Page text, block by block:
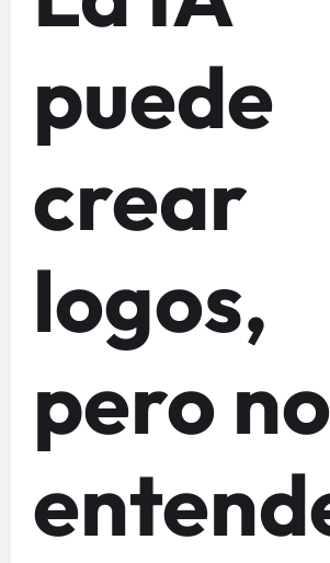
puede
crear
logos,
pero no